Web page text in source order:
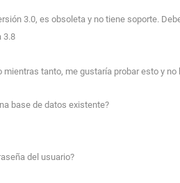
3.0, es obsoleta y no tiene soporte.
3.8
tanto, me gustaría probar esto y
base de datos existente?
del usuario?